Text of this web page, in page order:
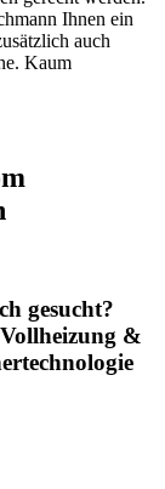
Ihnen ein
auch
Kaum
gesucht?
&